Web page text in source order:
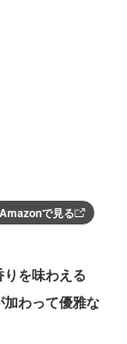
Amazonで見る
を味わえる
わって優雅な